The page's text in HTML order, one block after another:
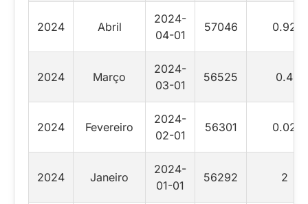
2024 Abril
2024-
04-01
57046 0.92
2024 Março
2024-
03-01
56525 0.4
2024 Fevereiro
2024-
02-01
56301 0.02
2024 Janeiro
2024-
01-01
56292 2